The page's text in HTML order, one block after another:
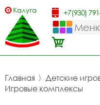
Калуга +7(930)
Главная 〉 Детские
Игровые комплексы